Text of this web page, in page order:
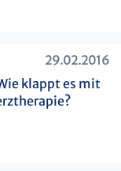
29.02.2016
klappt es mit